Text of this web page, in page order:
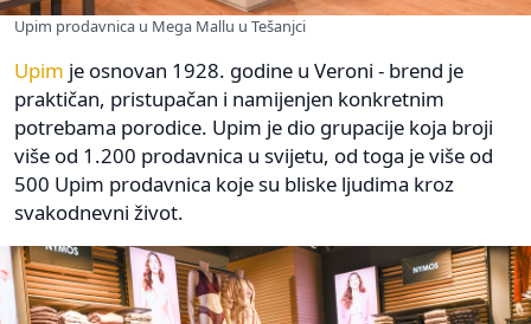
Upim prodavnica u Mega Mallu u Tešanjci
Upim je osnovan 1928. godine u Veroni - brend je
praktičan, pristupačan i namijenjen konkretnim
potrebama porodice. Upim je dio grupacije koja broji
više od 1.200 prodavnica u svijetu, od toga je više od
500 Upim prodavnica koje su bliske ljudima kroz
svakodnevni život.